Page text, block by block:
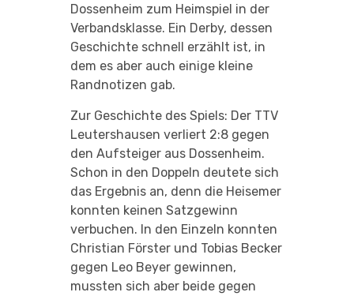
Dossenheim zum Heimspiel in der
Verbandsklasse. Ein Derby, dessen
Geschichte schnell erzählt ist, in
dem es aber auch einige kleine
Randnotizen gab.
Zur Geschichte des Spiels: Der TTV
Leutershausen verliert 2:8 gegen
den Aufsteiger aus Dossenheim.
Schon in den Doppeln deutete sich
das Ergebnis an, denn die Heisemer
konnten keinen Satzgewinn
verbuchen. In den Einzeln konnten
Christian Förster und Tobias Becker
gegen Leo Beyer gewinnen,
mussten sich aber beide gegen